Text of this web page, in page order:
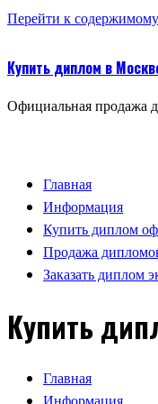
Перейти к содержимому
Купить диплом в
Официальная продажа
Главная
Информация
Купить диплом
Продажа
Заказать диплом
Купить
Главная